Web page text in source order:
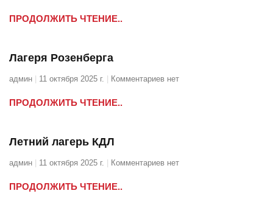
ПРОДОЛЖИТЬ ЧТЕНИЕ..
Лагеря Розенберга
админ 11 октября 2025 г. Комментариев нет
ПРОДОЛЖИТЬ ЧТЕНИЕ..
Летний лагерь КДЛ
админ 11 октября 2025 г. Комментариев нет
ПРОДОЛЖИТЬ ЧТЕНИЕ..